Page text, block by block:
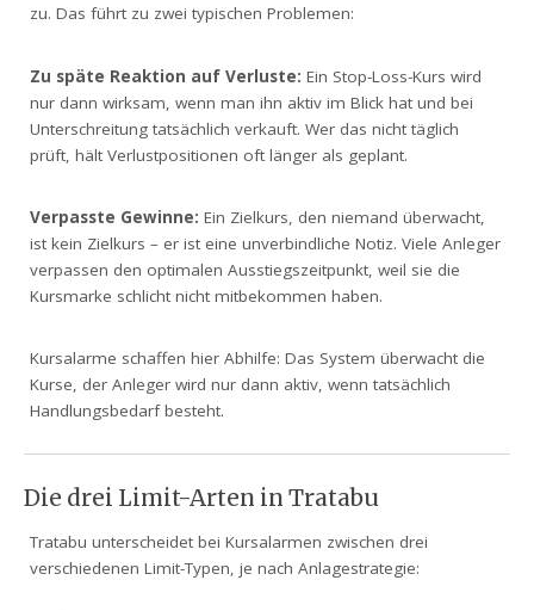
zu. Das führt zu zwei typischen Problemen:
Zu späte Reaktion auf Verluste: Ein Stop-Loss-Kurs wird
nur dann wirksam, wenn man ihn aktiv im Blick hat und bei
Unterschreitung tatsächlich verkauft. Wer das nicht täglich
prüft, hält Verlustpositionen oft länger als geplant.
Verpasste Gewinne: Ein Zielkurs, den niemand überwacht,
ist kein Zielkurs – er ist eine unverbindliche Notiz. Viele Anleger
verpassen den optimalen Ausstiegszeitpunkt, weil sie die
Kursmarke schlicht nicht mitbekommen haben.
Kursalarme schaffen hier Abhilfe: Das System überwacht die
Kurse, der Anleger wird nur dann aktiv, wenn tatsächlich
Handlungsbedarf besteht.
Die drei Limit-Arten in Tratabu
Tratabu unterscheidet bei Kursalarmen zwischen drei
verschiedenen Limit-Typen, je nach Anlagestrategie: